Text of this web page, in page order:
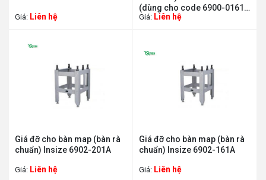
Giá: Liên hệ
(dùng cho code 6900-0161
và 6900-1161)
Giá: Liên hệ
Giá đỡ cho bàn map (bàn rà
chuẩn) Insize 6902-201A
Giá: Liên hệ
Giá đỡ cho bàn map (bàn rà
chuẩn) Insize 6902-161A
Giá: Liên hệ